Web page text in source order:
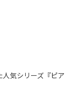
気シリーズ『ピア